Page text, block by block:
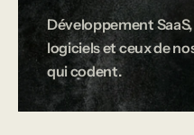
Développement
logiciels et ceux de
qui codent.